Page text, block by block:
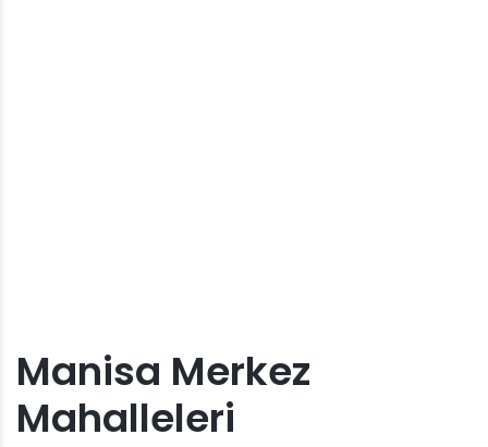
Manisa Merkez
Mahalleleri